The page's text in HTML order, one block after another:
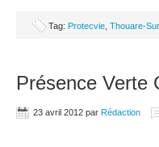
Tag: Protecvie Thouare-
Présence Verte
23 avril 2012 par Rédaction